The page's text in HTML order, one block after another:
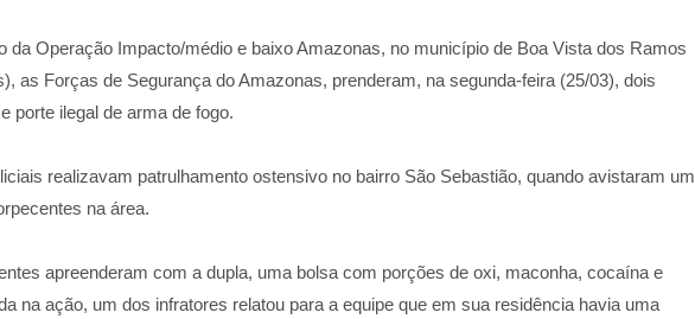
da Operação Impacto/médio e baixo Amazonas, no município de Boa Vista dos Ramos
as Forças de Segurança do Amazonas, prenderam, na segunda-feira (25/03), dois
porte ilegal de arma de fogo.
realizavam patrulhamento ostensivo no bairro São Sebastião, quando avistaram um
na área.
apreenderam com a dupla, uma bolsa com porções de oxi, maconha, cocaína e
na ação, um dos infratores relatou para a equipe que em sua residência havia uma